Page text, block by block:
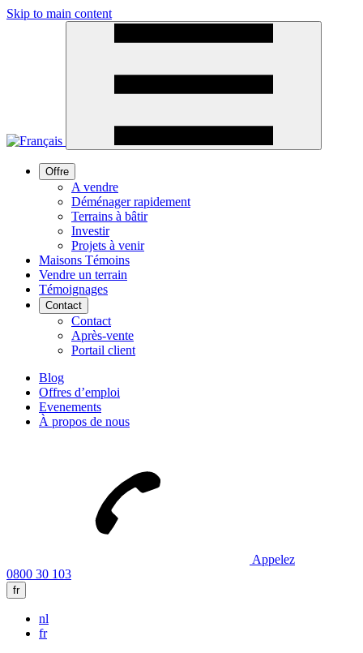
Skip to main content
Offre
A vendre
Déménager rapidement
Terrains à bâtir
Investir
Projets à venir
Maisons Témoins
Vendre un terrain
Témoignages
Contact
Contact
Après-vente
Portail client
Blog
Offres d’emploi
Evenements
À propos de nous
Appelez
0800 30 103
fr
nl
fr